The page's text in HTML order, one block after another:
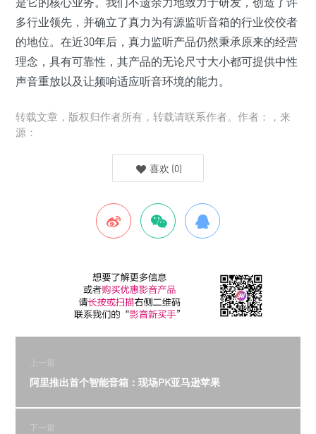
多行业领先，并确立了真力为有源监听音箱的行业佼佼者
的地位。在近30年后，真力监听产品仍然秉承原来的经营
理念，具有可靠性，其产品的无论尺寸大小都可提供中性
声音重放以及让频响适应听音环境的能力。
转载文章，版权归作者所有，转载请联系作者。作者：，来
源：
喜欢 (0)
上一篇
阿里推出首个智能音箱：现场PK亚马逊苹果
下一篇